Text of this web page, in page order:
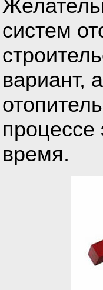
систем
вариант,
процессе
время.